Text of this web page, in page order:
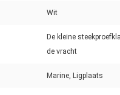
Wit
De kleine
de vracht
Marine, Ligplaats